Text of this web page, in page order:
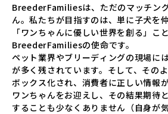
BreederFamiliesは、ただのマッチン
ん。私たちが目指すのは、単に子犬を
「ワンちゃんに優しい世界を創る」
BreederFamiliesの使命です。
ペット業界やブリーディングの現場に
が多く残されています。そして、その
ボックス化され、消費者に正しい情報
ワンちゃんをお迎えし、その結果期待
することも少なくありません（自身が